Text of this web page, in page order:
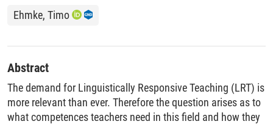
Ehmke, Timo
Abstract
The demand for Linguistically Responsive Teaching (LRT) is
more relevant than ever. Therefore the question arises as to
what competences teachers need in this field and how they